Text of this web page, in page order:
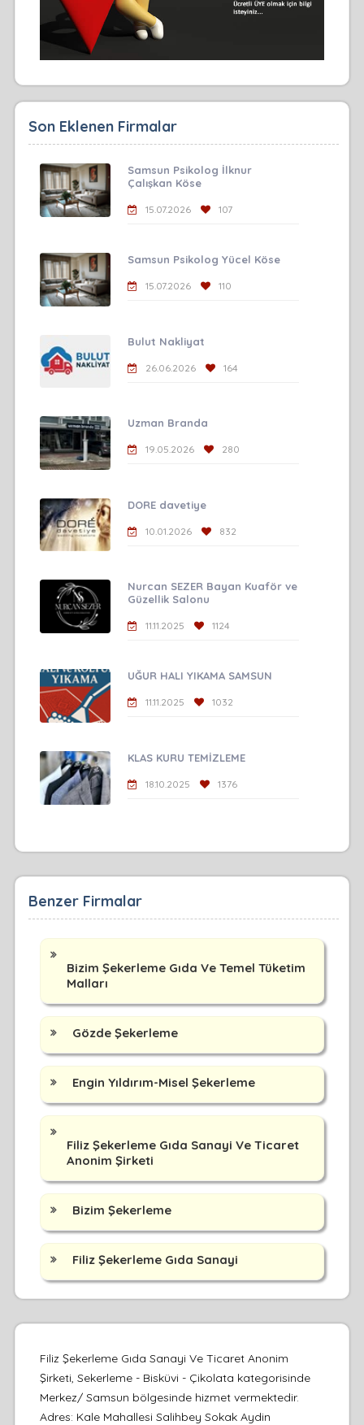
Son Eklenen Firmalar
Samsun Psikolog İlknur
Çalışkan Köse
15.07.2026 107
Samsun Psikolog Yücel Köse
15.07.2026 110
Bulut Nakliyat
26.06.2026 164
Uzman Branda
19.05.2026 280
DORE davetiye
10.01.2026 832
Nurcan SEZER Bayan Kuaför ve
Güzellik Salonu
11.11.2025 1124
UĞUR HALI YIKAMA SAMSUN
11.11.2025 1032
KLAS KURU TEMİZLEME
18.10.2025 1376
Benzer Firmalar
Bizim Şekerleme Gıda Ve Temel Tüketim
Malları
Gözde Şekerleme
Engin Yıldırım-Misel Şekerleme
Filiz Şekerleme Gıda Sanayi Ve Ticaret
Anonim Şirketi
Bizim Şekerleme
Filiz Şekerleme Gıda Sanayi
Filiz Şekerleme Gıda Sanayi Ve Ticaret Anonim
Şirketi, Sekerleme - Bisküvi - Çikolata kategorisinde
Merkez/ Samsun bölgesinde hizmet vermektedir.
Adres: Kale Mahallesi Salihbey Sokak Aydin